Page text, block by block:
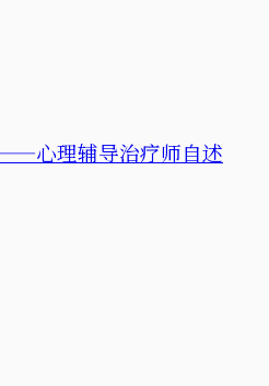
心理辅导治疗师自述